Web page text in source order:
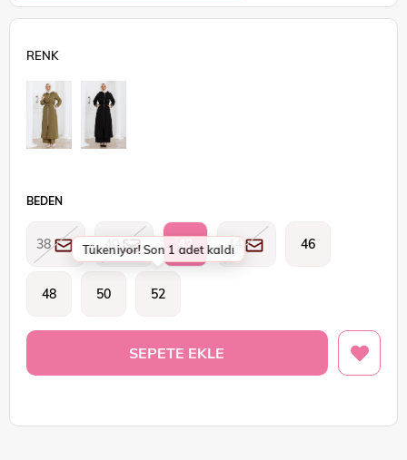
BEDEN
38 40 42 44 46
48 50 52
Tükeniyor! Son 1 adet kaldı